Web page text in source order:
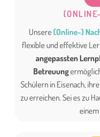
Unsere(Online-)
flexible und effektive
angepassten
Betreuung
Schülern in Eisenach,
zu erreichen. Sei es zu